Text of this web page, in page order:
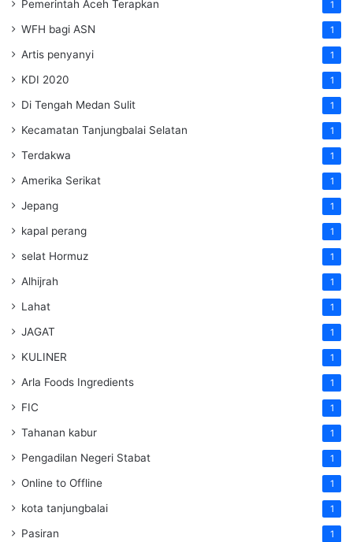
Pemerintah Aceh Terapkan 1
WFH bagi ASN 1
Artis penyanyi 1
KDI 2020 1
Di Tengah Medan Sulit 1
Kecamatan Tanjungbalai Selatan 1
Terdakwa 1
Amerika Serikat 1
Jepang 1
kapal perang 1
selat Hormuz 1
Alhijrah 1
Lahat 1
JAGAT 1
KULINER 1
Arla Foods Ingredients 1
FIC 1
Tahanan kabur 1
Pengadilan Negeri Stabat 1
Online to Offline 1
kota tanjungbalai 1
Pasiran 1